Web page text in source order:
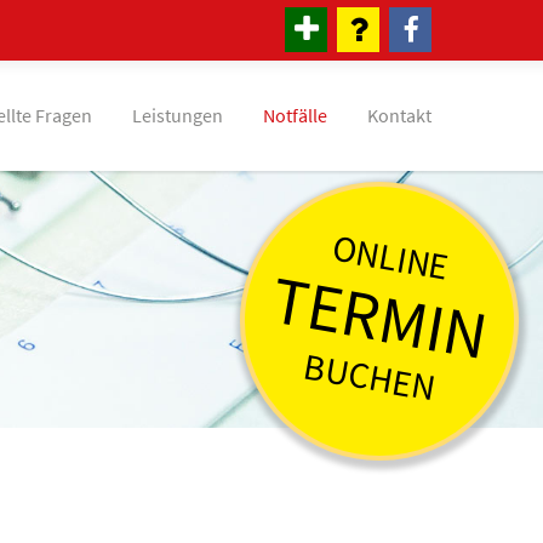
Fragen Leistungen Notfälle Kontakt
ONLINE
TERMIN
BUCHEN